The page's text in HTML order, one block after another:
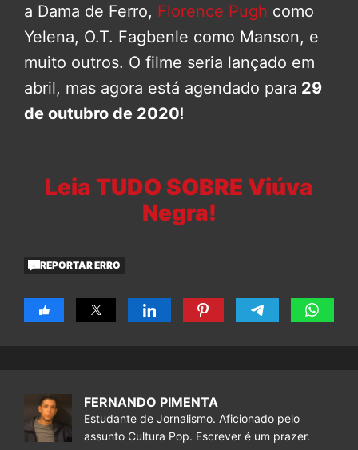
a Dama de Ferro, Florence Pugh como
Yelena, O.T. Fagbenle como Manson, e
muito outros. O filme seria lançado em
abril, mas agora está agendado para 29
de outubro de 2020!
Leia TUDO SOBRE Viúva
Negra!
REPORTAR ERRO
FERNANDO PIMENTA
Estudante de Jornalismo. Aficionado pelo
assunto Cultura Pop. Escrever é um prazer.